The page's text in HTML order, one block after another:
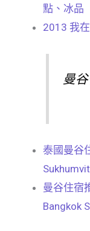
點、冰品
2013 我
曼
泰國曼谷
曼谷住宿
Bangkok